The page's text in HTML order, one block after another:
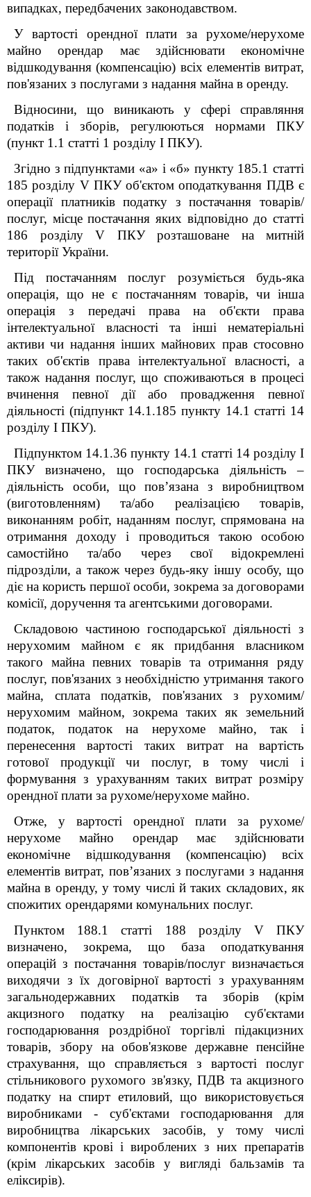
випадках, передбачених законодавством.
У вартості орендної плати за рухоме/нерухоме
майно орендар має здійснювати економічне
відшкодування (компенсацію) всіх елементів витрат,
пов'язаних з послугами з надання майна в оренду.
Відносини, що виникають у сфері справляння
податків і зборів, регулюються нормами ПКУ
(пункт 1.1 статті 1 розділу І ПКУ).
Згідно з підпунктами «а» і «б» пункту 185.1 статті
185 розділу V ПКУ об'єктом оподаткування ПДВ є
операції платників податку з постачання товарів/
послуг, місце постачання яких відповідно до статті
186 розділу V ПКУ розташоване на митній
території України.
Під постачанням послуг розуміється будь-яка
операція, що не є постачанням товарів, чи інша
операція з передачі права на об'єкти права
інтелектуальної власності та інші нематеріальні
активи чи надання інших майнових прав стосовно
таких об'єктів права інтелектуальної власності, а
також надання послуг, що споживаються в процесі
вчинення певної дії або провадження певної
діяльності (підпункт 14.1.185 пункту 14.1 статті 14
розділу I ПКУ).
Підпунктом 14.1.36 пункту 14.1 статті 14 розділу І
ПКУ визначено, що господарська діяльність –
діяльність особи, що пов’язана з виробництвом
(виготовленням) та/або реалізацією товарів,
виконанням робіт, наданням послуг, спрямована на
отримання доходу і проводиться такою особою
самостійно та/або через свої відокремлені
підрозділи, а також через будь-яку іншу особу, що
діє на користь першої особи, зокрема за договорами
комісії, доручення та агентськими договорами.
Складовою частиною господарської діяльності з
нерухомим майном є як придбання власником
такого майна певних товарів та отримання ряду
послуг, пов'язаних з необхідністю утримання такого
майна, сплата податків, пов'язаних з рухомим/
нерухомим майном, зокрема таких як земельний
податок, податок на нерухоме майно, так і
перенесення вартості таких витрат на вартість
готової продукції чи послуг, в тому числі і
формування з урахуванням таких витрат розміру
орендної плати за рухоме/нерухоме майно.
Отже, у вартості орендної плати за рухоме/
нерухоме майно орендар має здійснювати
економічне відшкодування (компенсацію) всіх
елементів витрат, пов’язаних з послугами з надання
майна в оренду, у тому числі й таких складових, як
спожитих орендарями комунальних послуг.
Пунктом 188.1 статті 188 розділу V ПКУ
визначено, зокрема, що база оподаткування
операцій з постачання товарів/послуг визначається
виходячи з їх договірної вартості з урахуванням
загальнодержавних податків та зборів (крім
акцизного податку на реалізацію суб'єктами
господарювання роздрібної торгівлі підакцизних
товарів, збору на обов'язкове державне пенсійне
страхування, що справляється з вартості послуг
стільникового рухомого зв'язку, ПДВ та акцизного
податку на спирт етиловий, що використовується
виробниками - суб'єктами господарювання для
виробництва лікарських засобів, у тому числі
компонентів крові і вироблених з них препаратів
(крім лікарських засобів у вигляді бальзамів та
еліксирів).